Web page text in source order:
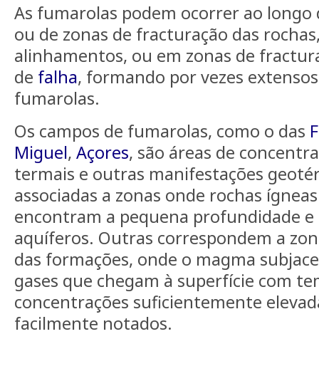
As fumarolas podem ocorrer ao longo
ou de zonas de fracturação das
alinhamentos, ou em zonas de
de falha, formando por vezes
fumarolas.
Os campos de fumarolas, como o das
Miguel, Açores, são áreas de
termais e outras manifestações
associadas a zonas onde rochas
encontram a pequena profundidade
aquíferos. Outras correspondem a
das formações, onde o magma
gases que chegam à superfície com
concentrações suficientemente
facilmente notados.